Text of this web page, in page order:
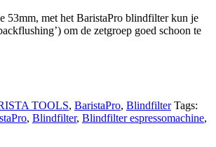
53mm, met het BaristaPro blindfilter kun je
om de zetgroep goed schoon te
TOOLS, BaristaPro, Blindfilter Tags:
, Blindfilter, Blindfilter espressomachine,